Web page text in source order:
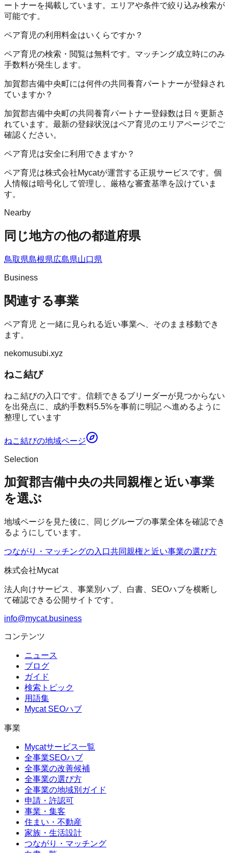
ートナーを掲載しています。エリアや条件で絞り込み検索が
可能です。
ペア育児の利用料金はいくらですか？
ペア育児の検索・閲覧は無料です。マッチング成立時にのみ
手数料が発生します。
加賀郡吉備中央町には何件の共同養育パートナーが登録され
ていますか？
加賀郡吉備中央町の共同養育パートナー登録数は日々更新さ
れています。最新の登録状況はペア育児のエリアページでご
確認ください。
ペア育児は安全に利用できますか？
ペア育児は株式会社Mycatが運営する正規サービスです。個
人情報は暗号化して管理し、厳格な審査基準を設けていま
す。
Nearby
同じ地方の他の都道府県
鳥取県島根県広島県山口県
Business
関連する事業
ペア育児 と一緒に見られる近い事業へ、そのまま移動でき
ます。
nekomusubi.xyz
ねこ結び
ねこ結びの入口です。信頼できるブリーダーが見つからない
を出発点に、成約手数料5.5%を事前に明記 へ進めるように
整理しています
ねこ結びの地域ページ
Selection
加賀郡吉備中央の共同親権と近い事業
を選ぶ
地域ページを見た後に、同じグループの事業全体を確認でき
るようにしています。
つながり・マッチングの入口共同親権と近い事業の選び方
株式会社Mycat
法人向けサービス、事業別ハブ、白書、SEOハブを横断し
て確認できる公開サイトです。
info@mycat.business
コンテンツ
ニュース
ブログ
ガイド
検索トピック
用語集
Mycat SEOハブ
事業
Mycatサービス一覧
全事業SEOハブ
全事業の改善候補
全事業の選び方
全事業の地域別ガイド
申請・許認可
事業・集客
住まい・不動産
家族・生活設計
つながり・マッチング